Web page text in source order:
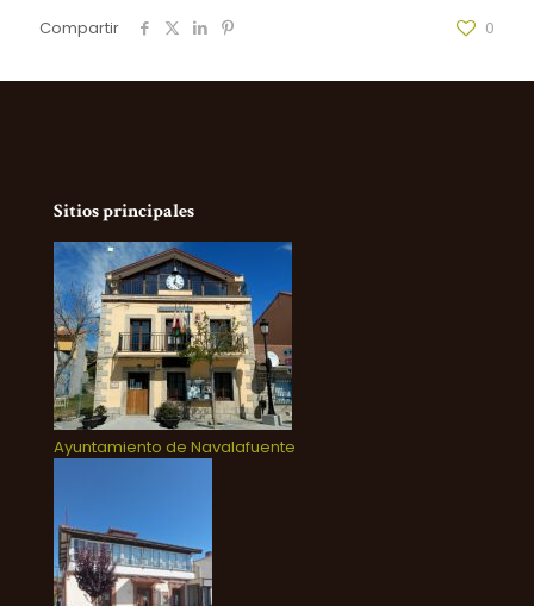
Compartir 0
Sitios principales
Ayuntamiento de Navalafuente